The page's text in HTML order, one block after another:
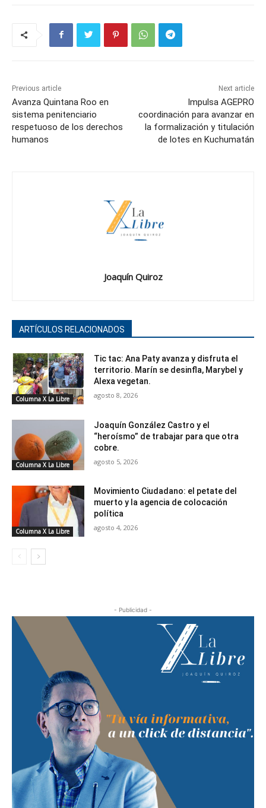
Previous article
Avanza Quintana Roo en
sistema penitenciario
respetuoso de los derechos
humanos
Next article
Impulsa AGEPRO
coordinación para avanzar en
la formalización y titulación
de lotes en Kuchumatán
Joaquín Quiroz
ARTÍCULOS RELACIONADOS
Columna X La Libre
Tic tac: Ana Paty avanza y disfruta el
territorio. Marín se desinfla, Marybel y
Alexa vegetan.
agosto 8, 2026
Columna X La Libre
Joaquín González Castro y el
“heroísmo” de trabajar para que otra
cobre.
agosto 5, 2026
Columna X La Libre
Movimiento Ciudadano: el petate del
muerto y la agencia de colocación
política
agosto 4, 2026
- Publicidad -